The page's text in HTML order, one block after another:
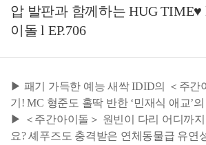
압 발판과 함께하는 HUG TIME♥
이돌 l EP.706
▶ 패기 가득한 예능 새싹 IDID의 ＜주간
기! MC 형준도 홀딱 반한 ‘민재식 애교’
▶ ＜주간아이돌＞ 원빈이 다리 어디까지
요? 셰푸즈도 충격받은 연체동물급 유연